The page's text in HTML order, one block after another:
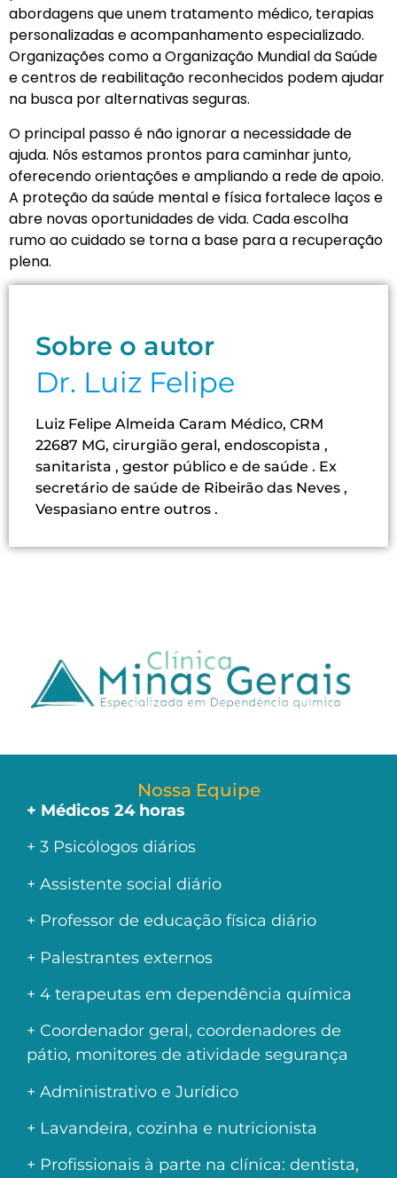
abordagens que unem tratamento médico, terapias
personalizadas e acompanhamento especializado.
Organizações como a Organização Mundial da Saúde
e centros de reabilitação reconhecidos podem ajudar
na busca por alternativas seguras.
O principal passo é não ignorar a necessidade de
ajuda. Nós estamos prontos para caminhar junto,
oferecendo orientações e ampliando a rede de apoio.
A proteção da saúde mental e física fortalece laços e
abre novas oportunidades de vida. Cada escolha
rumo ao cuidado se torna a base para a recuperação
plena.
Sobre o autor
Dr. Luiz Felipe
Luiz Felipe Almeida Caram Médico, CRM
22687 MG, cirurgião geral, endoscopista ,
sanitarista , gestor público e de saúde . Ex
secretário de saúde de Ribeirão das Neves ,
Vespasiano entre outros .
Nossa Equipe
+ Médicos 24 horas
+ 3 Psicólogos diários
+ Assistente social diário
+ Professor de educação física diário
+ Palestrantes externos
+ 4 terapeutas em dependência química
+ Coordenador geral, coordenadores de
pátio, monitores de atividade segurança
+ Administrativo e Jurídico
+ Lavandeira, cozinha e nutricionista
+ Profissionais à parte na clínica: dentista,